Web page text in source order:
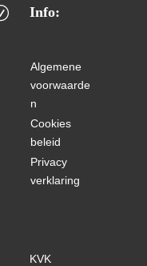
Info:
Algemene
voorwaarde
n
Cookies
beleid
Privacy
verklaring
KVK